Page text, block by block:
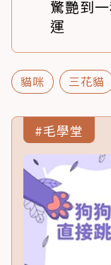
驚艷到
運
貓咪 三花貓
#毛學堂